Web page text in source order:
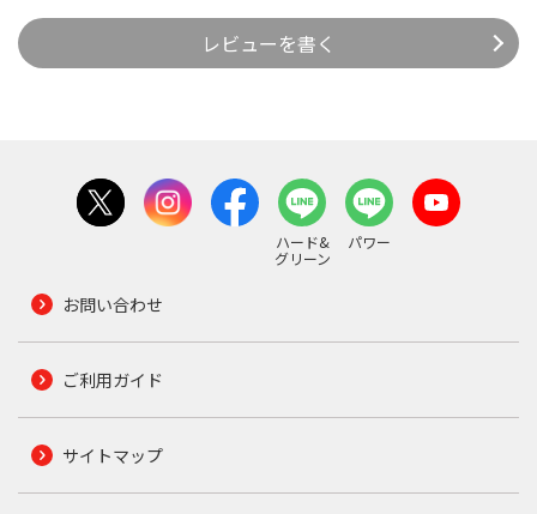
レビューを書く
ハード&
グリーン
パワー
お問い合わせ
ご利用ガイド
サイトマップ